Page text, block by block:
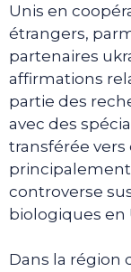
Unis en
étrangers,
partenaires
affirmations
partie des
avec des
transférée vers
principalement
controverse
biologiques en
Dans la région